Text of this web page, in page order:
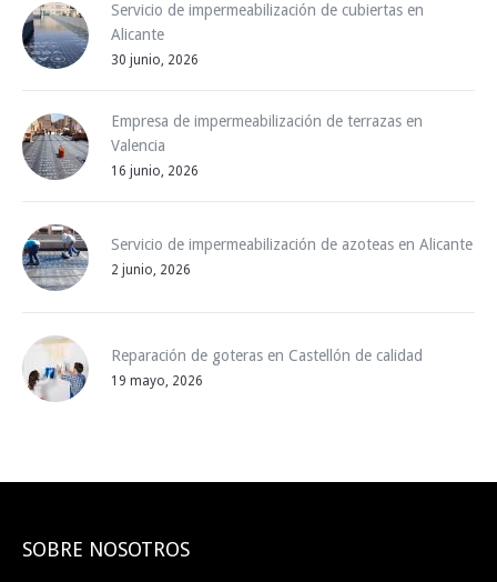
Servicio de impermeabilización de cubiertas en
Alicante
30 junio, 2026
Empresa de impermeabilización de terrazas en
Valencia
16 junio, 2026
Servicio de impermeabilización de azoteas en Alicante
2 junio, 2026
Reparación de goteras en Castellón de calidad
19 mayo, 2026
SOBRE NOSOTROS